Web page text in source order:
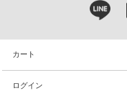
カート
ログイン